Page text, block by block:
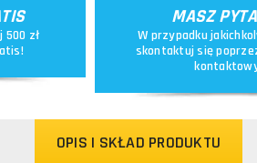
500 zł
MASZ
W przypadku
skontaktuj się
OPIS I SKŁAD PRODUKTU